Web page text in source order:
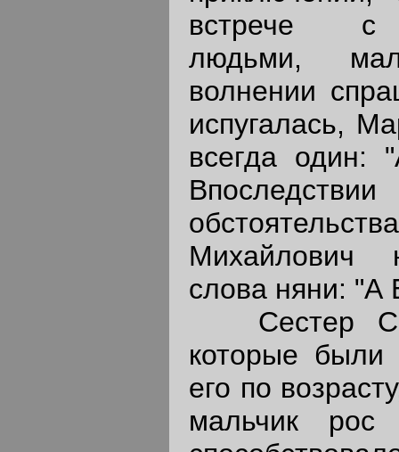
встрече с
людьми,
волнении
испугалась,
всегда один:
Михайлович
слова няни: "А
Сестер
которые были
его по
мальчик рос